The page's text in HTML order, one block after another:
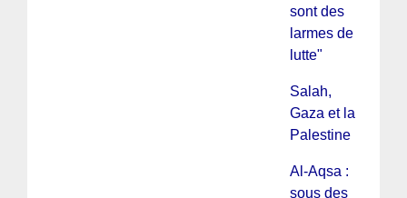
sont des
larmes de
lutte"
Salah,
Gaza et la
Palestine
Al-Aqsa :
sous des